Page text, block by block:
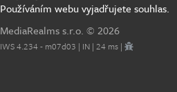
Používáním webu vyjadřujete souhlas.
MediaRealms s.r.o. © 2026
IWS 4.234 - m07d03 | IN | 24 ms |